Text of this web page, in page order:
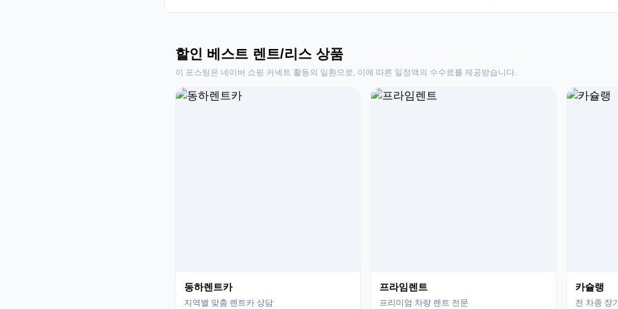
할인 베스트 렌트/리스 상품
이 포스팅은 네이버 쇼핑 커넥트 활동의 일환으로, 이에 따른 일정액의 수수료를 제공받습니다.
동하렌트카
지역별 맞춤 렌트카 상담
프라임렌트
프리미엄 차량 렌트 전문
카슐랭
전 차종 장